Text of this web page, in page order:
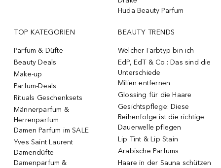
Huda Beauty Parfum
TOP KATEGORIEN
Parfum & Düfte
Beauty Deals
Make-up
Parfum-Deals
Rituals Geschenksets
Männerparfum &
Herrenparfum
Damen Parfum im SALE
Yves Saint Laurent
Damendüfte
Damenparfum &
BEAUTY TRENDS
Welcher Farbtyp bin ich
EdP, EdT & Co.: Das sind die
Unterschiede
Milien entfernen
Glossing für die Haare
Gesichtspflege: Diese
Reihenfolge ist die richtige
Dauerwelle pflegen
Lip Tint & Lip Stain
Arabische Parfums
Haare in der Sauna schützen